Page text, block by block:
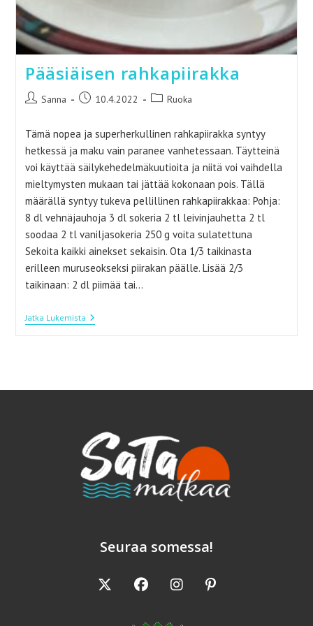
Pääsiäisen rahkapiirakka
Artikkelin
Sanna
Artikkeli10.4.2022
Artikkelin
Ruoka
Tämä nopea ja superherkullinen rahkapiirakka syntyy
hetkessä ja maku vain paranee vanhetessaan. Täytteinä
voi käyttää säilykehedelmäkuutioita ja niitä voi vaihdella
mieltymysten mukaan tai jättää kokonaan pois. Tällä
määrällä syntyy tukeva pellillinen rahkapiirakkaa: Pohja:
8 dl vehnäjauhoja 3 dl sokeria 2 tl leivinjauhetta 2 tl
soodaa 2 tl vaniljasokeria 250 g voita sulatettuna
Sekoita kaikki ainekset sekaisin. Ota 1/3 taikinasta
erilleen muruseokseksi piirakan päälle. Lisää 2/3
taikinaan: 2 dl piimää tai…
Jatka LukemistaPääsiäisen
Rahkapiirakka
Seuraa somessa!